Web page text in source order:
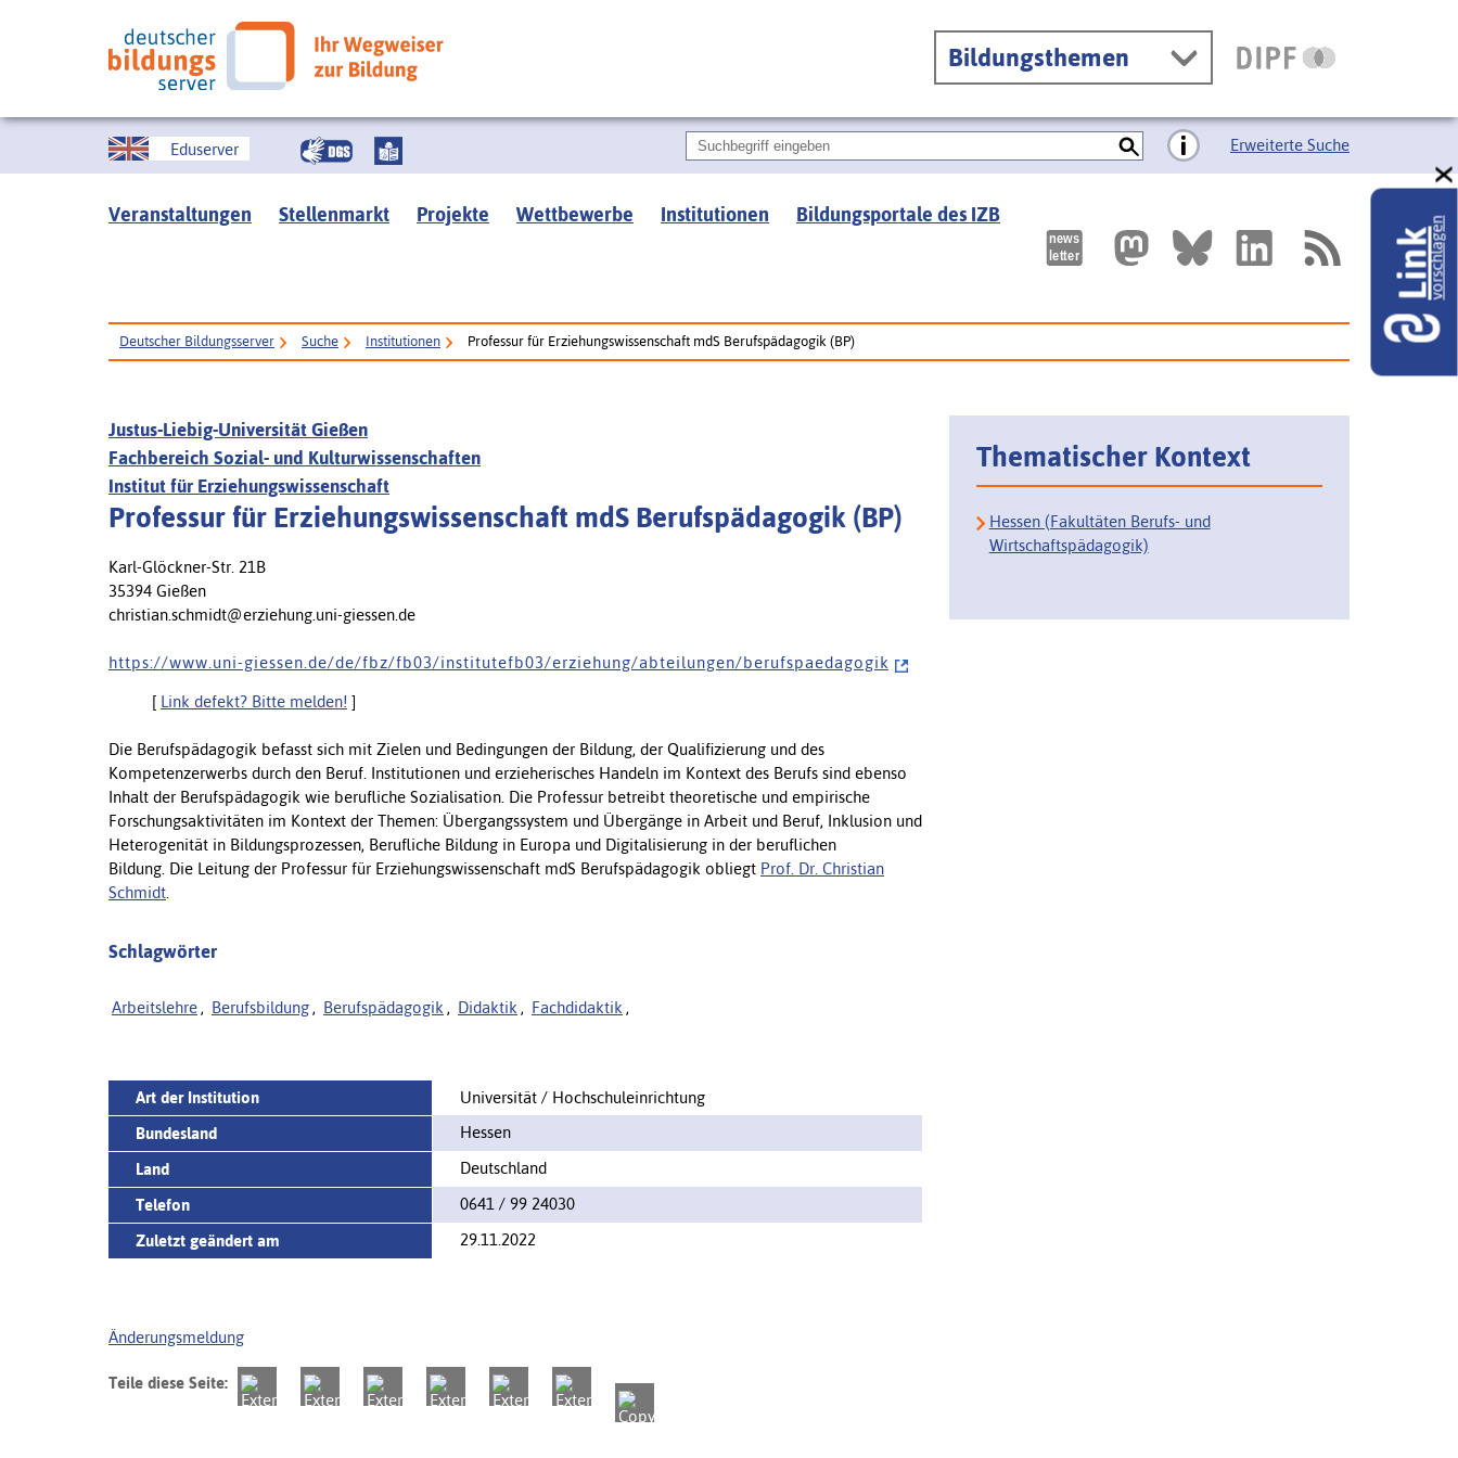
Bildungsthemen
Eduserver Erweiterte Suche
Veranstaltungen Stellenmarkt Projekte Wettbewerbe Institutionen Bildungsportale des IZB
Deutscher Bildungsserver Suche Institutionen Professur für Erziehungswissenschaft mdS Berufspädagogik (BP)
Justus-Liebig-Universität Gießen
Fachbereich Sozial- und Kulturwissenschaften
Institut für Erziehungswissenschaft
Professur für Erziehungswissenschaft mdS Berufspädagogik (BP)
Karl-Glöckner-Str. 21B
35394 Gießen
christian.schmidt@erziehung.uni-giessen.de
h t t p s : / / w w w . u n i - g i e s s e n . d e / d e / f b z / f b 0 3 / i n s t i t u t e f b 0 3 / e r z i e h u n g / a b t e i l u n g e n / b e r u f s p a e d a g o g i k
[ Link defekt? Bitte melden! ]
Die Berufspädagogik befasst sich mit Zielen und Bedingungen der Bildung, der Qualifizierung und des
Kompetenzerwerbs durch den Beruf. Institutionen und erzieherisches Handeln im Kontext des Berufs sind ebenso
Inhalt der Berufspädagogik wie berufliche Sozialisation. Die Professur betreibt theoretische und empirische
Forschungsaktivitäten im Kontext der Themen: Übergangssystem und Übergänge in Arbeit und Beruf, Inklusion und
Heterogenität in Bildungsprozessen, Berufliche Bildung in Europa und Digitalisierung in der beruflichen
Bildung. Die Leitung der Professur für Erziehungswissenschaft mdS Berufspädagogik obliegt Prof. Dr. Christian
Schmidt
Schlagwörter
Arbeitslehre , Berufsbildung , Berufspädagogik , Didaktik , Fachdidaktik ,
Art der Institution
Universität / Hochschuleinrichtung
Bundesland
Hessen
Land
Deutschland
Telefon
0641 / 99 24030
Zuletzt geändert am
29.11.2022
Änderungsmeldung
Thematischer Kontext
Hessen (Fakultäten Berufs- und
Wirtschaftspädagogik)
Teile diese Seite:
Linkvorschlagen